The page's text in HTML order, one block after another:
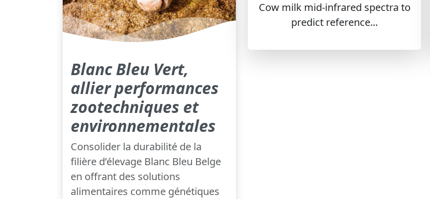
Blanc Bleu Vert,
allier performances
zootechniques et
environnementales
Consolider la durabilité de la
filière d’élevage Blanc Bleu Belge
en offrant des solutions
alimentaires comme génétiques
Cow milk mid-infrared spectra to
predict reference...